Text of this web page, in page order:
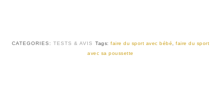
CATEGORIES: TESTS & AVIS Tags: faire du sport avec bébé
faire du sport
avec sa poussette